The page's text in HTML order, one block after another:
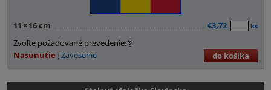
11 × 16 cm €3,72 ks
Zvoľte požadované prevedenie:
Nasunutie Zavesenie do košíka